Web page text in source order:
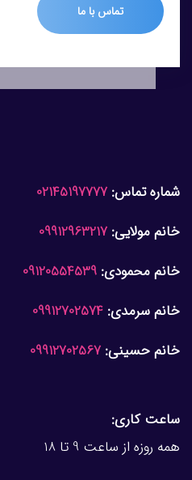
تماس با ما
شماره تماس: 02145197777
خانم مولایی: 09912963217
خانم محمودی: 09120554539
خانم سرمدی: 09912702574
خانم حسینی: 09912702567
ساعت کاری:
همه روزه از ساعت 9 تا 18